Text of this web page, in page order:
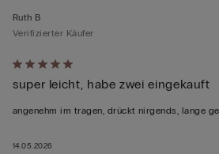
Mit
5
von
bewertet
14.05.2026
Ruth B
Verifizierter Käufer
super leicht, habe zwei eingekauft
angenehm im tragen, drückt nirgends, lange